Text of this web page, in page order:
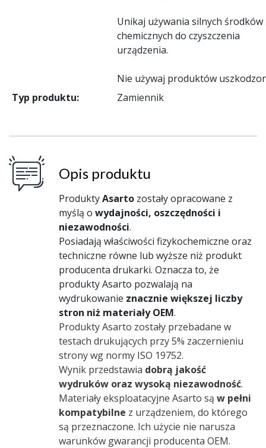
Unikaj używania silnych środków
chemicznych do czyszczenia
urządzenia.
Nie używaj produktów
Typ produktu:
Zamiennik
Opis produktu
ProduktyAsarto zostały opracowane z
myślą o wydajności, oszczędności i
niezawodności.
Posiadają właściwości fizykochemiczne oraz
techniczne równe lub wyższe niż produkt
producenta drukarki. Oznacza to, że
produkty Asarto pozwalają na
wydrukowanie znacznie większej liczby
stron niż materiały OEM.
Produkty Asarto zostały przebadane w
testach drukujących przy 5% zaczernieniu
strony wg normy ISO 19752.
Wynik przedstawia dobrą jakość
wydruków oraz wysoką niezawodność.
Materiały eksploatacyjne Asarto są w pełni
kompatybilne z urządzeniem, do którego
są przeznaczone. Ich użycie nie narusza
warunków gwarancji producenta OEM.